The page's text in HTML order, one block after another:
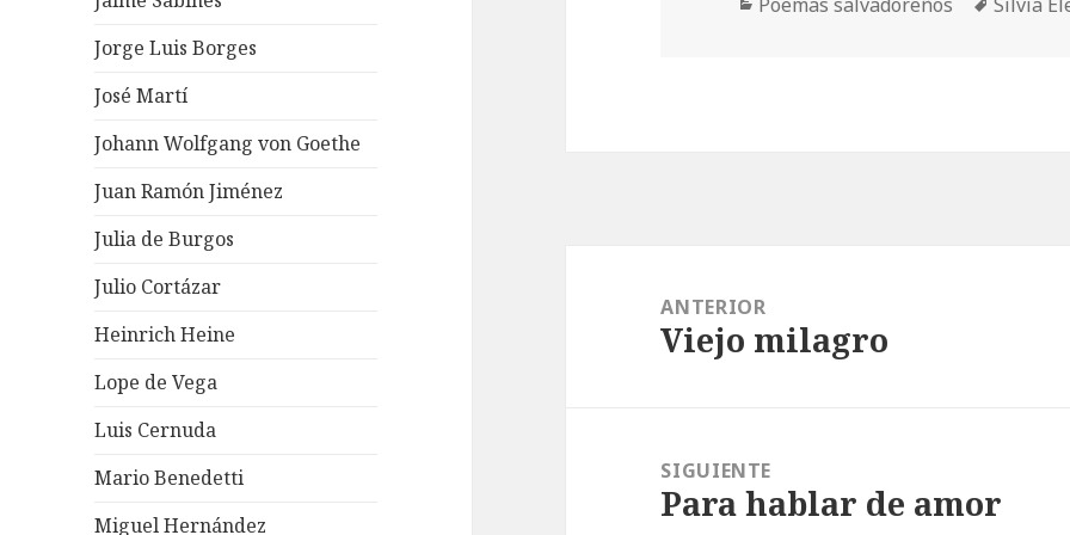
Jorge Luis Borges
José Martí
Johann Wolfgang von Goethe
Juan Ramón Jiménez
Julia de Burgos
Julio Cortázar
Heinrich Heine
Lope de Vega
Luis Cernuda
Mario Benedetti
Miguel Hernández
entradas
ANTERIOR
Entrada
Viejo milagro
SIGUIENTE
Entrada
Para hablar de amor